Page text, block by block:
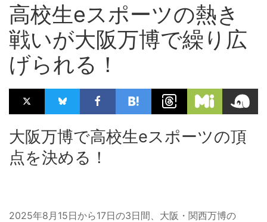
高校生eスポーツの熱き
戦いが大阪万博で繰り広
げられる！
大阪万博で高校生eスポーツの頂
点を決める！
2025年8月15日から17日の3日間、大阪・関西万博の